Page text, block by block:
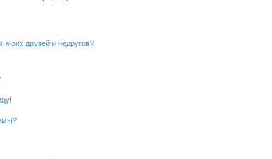
моих друзей и недругов?